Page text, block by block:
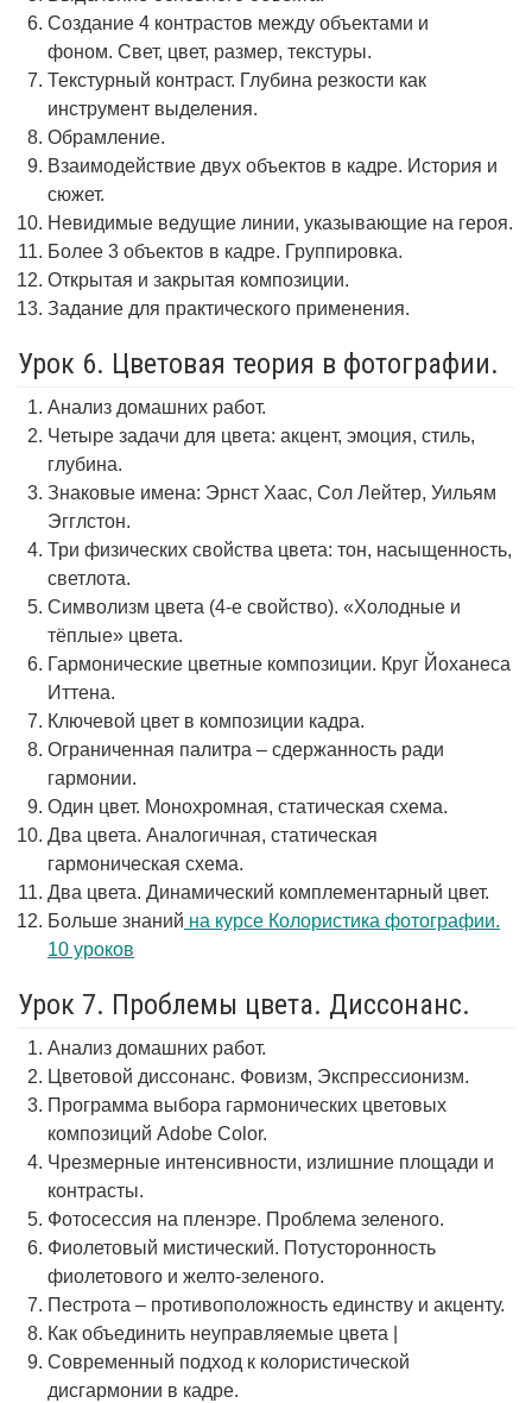
Создание 4 контрастов между объектами и
фоном. Свет, цвет, размер, текстуры.
Текстурный контраст. Глубина резкости как
инструмент выделения.
Обрамление.
Взаимодействие двух объектов в кадре. История и
сюжет.
Невидимые ведущие линии, указывающие на героя.
Более 3 объектов в кадре. Группировка.
Открытая и закрытая композиции.
Задание для практического применения.
Урок 6. Цветовая теория в фотографии.
Анализ домашних работ.
Четыре задачи для цвета: акцент, эмоция, стиль,
глубина.
Знаковые имена: Эрнст Хаас, Сол Лейтер, Уильям
Эгглстон.
Три физических свойства цвета: тон, насыщенность,
светлота.
Символизм цвета (4-е свойство). «Холодные и
тёплые» цвета.
Гармонические цветные композиции. Круг Йоханеса
Иттена.
Ключевой цвет в композиции кадра.
Ограниченная палитра – сдержанность ради
гармонии.
Один цвет. Монохромная, статическая схема.
Два цвета. Аналогичная, статическая
гармоническая схема.
Два цвета. Динамический комплементарный цвет.
Больше знаний на курсе Колористика фотографии.
10 уроков
Урок 7. Проблемы цвета. Диссонанс.
Анализ домашних работ.
Цветовой диссонанс. Фовизм, Экспрессионизм.
Программа выбора гармонических цветовых
композиций Adobe Color.
Чрезмерные интенсивности, излишние площади и
контрасты.
Фотосессия на пленэре. Проблема зеленого.
Фиолетовый мистический. Потусторонность
фиолетового и желто-зеленого.
Пестрота – противоположность единству и акценту.
Как объединить неуправляемые цвета |
Современный подход к колористической
дисгармонии в кадре.